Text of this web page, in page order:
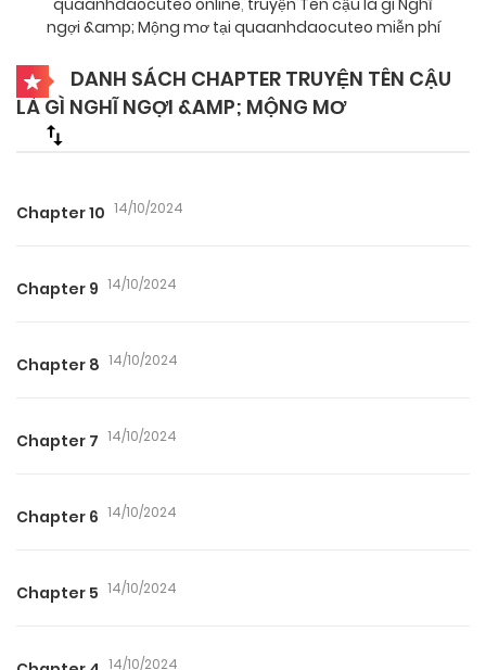
ngợi &amp; Mộng mơ tại quaanhdaocuteo miễn phí
DANH SÁCH CHAPTER TRUYỆN TÊN CẬU
LÀ GÌ NGHĨ NGỢI &AMP; MỘNG MƠ
Chapter 10 14/10/2024
Chapter 9 14/10/2024
Chapter 8 14/10/2024
Chapter 7 14/10/2024
Chapter 6 14/10/2024
Chapter 5 14/10/2024
14/10/2024